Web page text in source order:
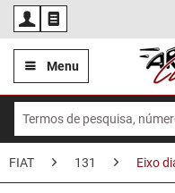
Menu
FIAT 131 Eixo